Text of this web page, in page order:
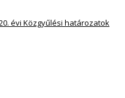
évi Közgyűlési határozatok